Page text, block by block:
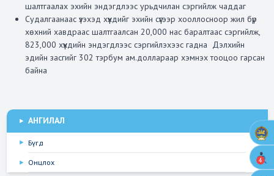
шалтгаалах эхийн эндэгдлээс урьдчилан сэргийлж чаддаг
Судалгаанаас үзэхэд хүүхдийг эхийн сүүгээр хооллосноор жил бүр
хөхний хавдраас шалтгаалсан 20,000 нас баралтаас сэргийлж,
823,000 хүүхдийн эндэгдлээс сэргийлэхээс гадна Дэлхийн
эдийн засгийг 302 тэрбум ам.доллараар хэмнэх тооцоо гарсан
байна
АНГИЛАЛ
Бүгд
Онцлох 4